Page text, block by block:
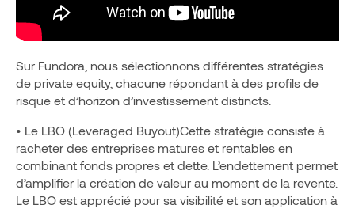
Sur Fundora, nous sélectionnons différentes stratégies
de private equity, chacune répondant à des profils de
risque et d’horizon d’investissement distincts.
• Le LBO (Leveraged Buyout)Cette stratégie consiste à
racheter des entreprises matures et rentables en
combinant fonds propres et dette. L’endettement permet
d’amplifier la création de valeur au moment de la revente.
Le LBO est apprécié pour sa visibilité et son application à